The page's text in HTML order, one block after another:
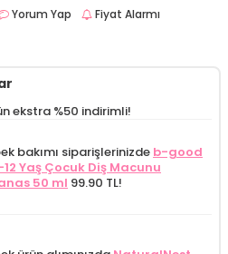
Yorum Yap Fiyat Alarmı
ekstra %50 indirimli!
bakımı siparişlerinizde b-good
Yaş Çocuk Diş Macunu
50 ml 99.90 TL!